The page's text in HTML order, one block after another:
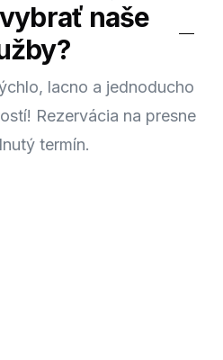
naše
lacno a jednoducho
Rezervácia na presne
termín.